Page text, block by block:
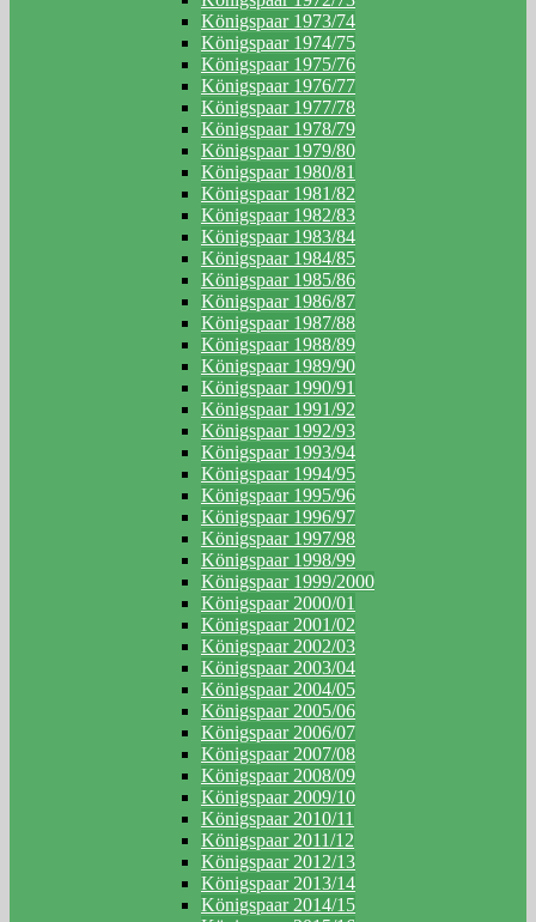
Königspaar 1973/74
Königspaar 1974/75
Königspaar 1975/76
Königspaar 1976/77
Königspaar 1977/78
Königspaar 1978/79
Königspaar 1979/80
Königspaar 1980/81
Königspaar 1981/82
Königspaar 1982/83
Königspaar 1983/84
Königspaar 1984/85
Königspaar 1985/86
Königspaar 1986/87
Königspaar 1987/88
Königspaar 1988/89
Königspaar 1989/90
Königspaar 1990/91
Königspaar 1991/92
Königspaar 1992/93
Königspaar 1993/94
Königspaar 1994/95
Königspaar 1995/96
Königspaar 1996/97
Königspaar 1997/98
Königspaar 1998/99
Königspaar 1999/2000
Königspaar 2000/01
Königspaar 2001/02
Königspaar 2002/03
Königspaar 2003/04
Königspaar 2004/05
Königspaar 2005/06
Königspaar 2006/07
Königspaar 2007/08
Königspaar 2008/09
Königspaar 2009/10
Königspaar 2010/11
Königspaar 2011/12
Königspaar 2012/13
Königspaar 2013/14
Königspaar 2014/15